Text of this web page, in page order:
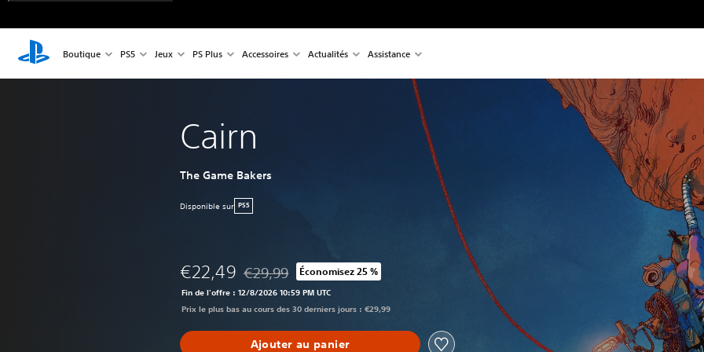
Boutique PS5 Jeux PS Plus Accessoires Actualités Assistance
Cairn
The Game Bakers
Disponible sur PS5
€22,49 Remise par rapport au prix d'origine de €29,99
€29,99 Économisez 25 %
Fin de l'offre : 12/8/2026 10:59 PM UTC
Prix le plus bas au cours des 30 derniers jours : €29,99
Ajouter au panier